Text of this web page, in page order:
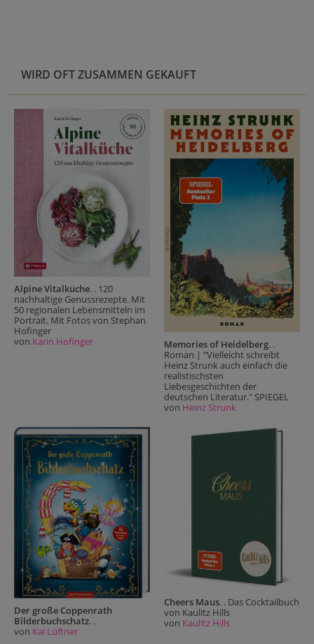
WIRD OFT ZUSAMMEN GEKAUFT
Alpine Vitalküche. . 120
nachhaltige Genussrezepte. Mit
50 regionalen Lebensmitteln im
Portrait. Mit Fotos von Stephan
Hofinger
von Karin Hofinger Memories of Heidelberg. .
Roman | "Vielleicht schreibt
Heinz Strunk auch einfach die
realistischsten
Liebesgeschichten der
deutschen Literatur." SPIEGEL
von Heinz Strunk
Der große Coppenrath
Bilderbuchschatz. .
von Kai Lüftner
Cheers Maus. . Das Cocktailbuch
von Kaulitz Hills
von Kaulitz Hills